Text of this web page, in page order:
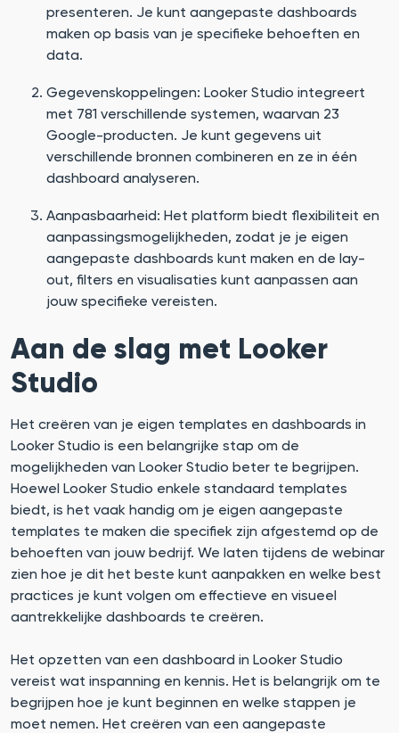
presenteren. Je kunt aangepaste dashboards
maken op basis van je specifieke behoeften en
data.
Gegevenskoppelingen: Looker Studio integreert
met 781 verschillende systemen, waarvan 23
Google-producten. Je kunt gegevens uit
verschillende bronnen combineren en ze in één
dashboard analyseren.
Aanpasbaarheid: Het platform biedt flexibiliteit en
aanpassingsmogelijkheden, zodat je je eigen
aangepaste dashboards kunt maken en de lay-
out, filters en visualisaties kunt aanpassen aan
jouw specifieke vereisten.
Aan de slag met Looker
Studio
Het creëren van je eigen templates en dashboards in
Looker Studio is een belangrijke stap om de
mogelijkheden van Looker Studio beter te begrijpen.
Hoewel Looker Studio enkele standaard templates
biedt, is het vaak handig om je eigen aangepaste
templates te maken die specifiek zijn afgestemd op de
behoeften van jouw bedrijf. We laten tijdens de webinar
zien hoe je dit het beste kunt aanpakken en welke best
practices je kunt volgen om effectieve en visueel
aantrekkelijke dashboards te creëren.
Het opzetten van een dashboard in Looker Studio
vereist wat inspanning en kennis. Het is belangrijk om te
begrijpen hoe je kunt beginnen en welke stappen je
moet nemen. Het creëren van een aangepaste